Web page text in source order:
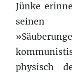
Jünke
seinen
physisch